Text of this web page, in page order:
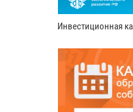
Инвестиционная